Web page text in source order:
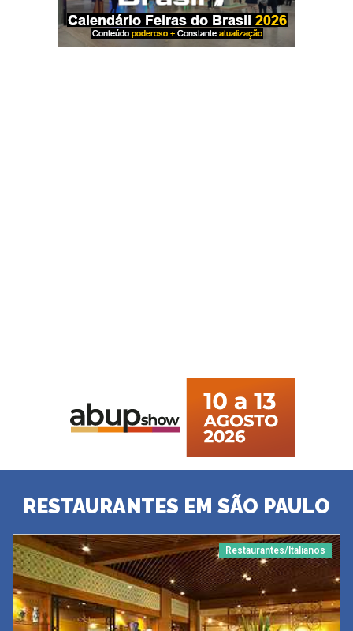
RESTAURANTES EM SÃO PAULO
Restaurantes/Italianos